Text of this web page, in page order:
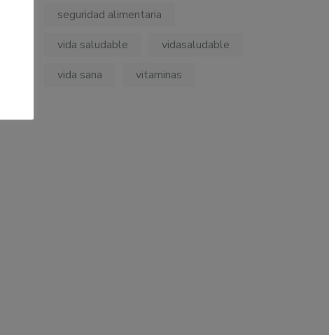
seguridad alimentaria
vida saludable
vidasaludable
vida sana
vitaminas